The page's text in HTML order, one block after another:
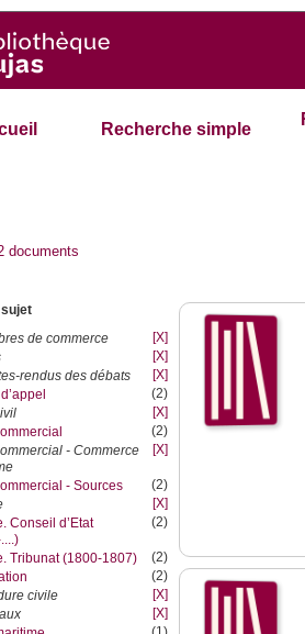
Recherche simple
documents
de commerce
[X]
[X]
rendus des débats
[X]
(2)
[X]
(2)
- Commerce
[X]
- Sources
(2)
[X]
Conseil d’Etat
(2)
Tribunat (1800-1807)
(2)
(2)
civile
[X]
[X]